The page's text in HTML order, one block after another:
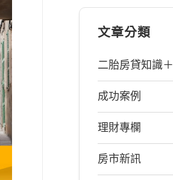
文章分類
二胎房貸知識＋
成功案例
理財專欄
房市新訊